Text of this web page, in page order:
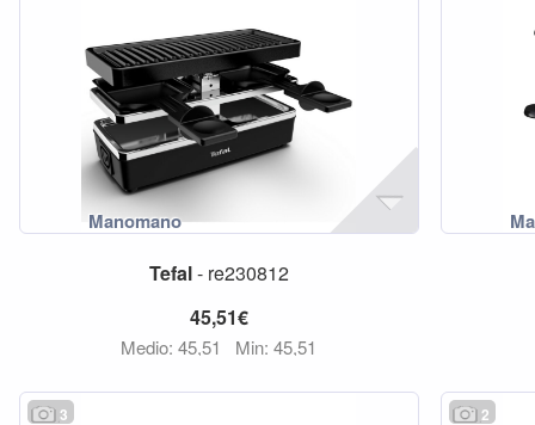
Tefal- re230812
45,51€
Medio: 45,51 Min: 45,51
3 2